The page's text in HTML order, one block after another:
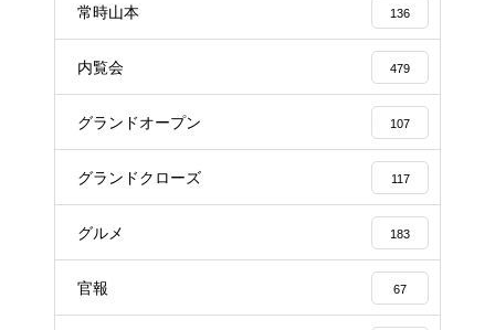
常時山本 136
内覧会 479
グランドオープン 107
グランドクローズ 117
グルメ 183
官報 67